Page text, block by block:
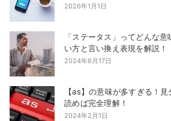
2026年1月1日
「ステータス」ってどんな
い方と言い換え表現を解説！
2024年6月17日
【as】の意味が多すぎる！
読めば完全理解！
2024年2月1日